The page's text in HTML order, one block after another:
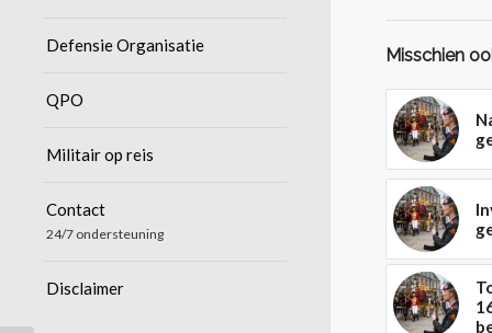
Defensie Organisatie
QPO
Militair op reis
Contact
24/7 ondersteuning
Disclaimer
Misschien